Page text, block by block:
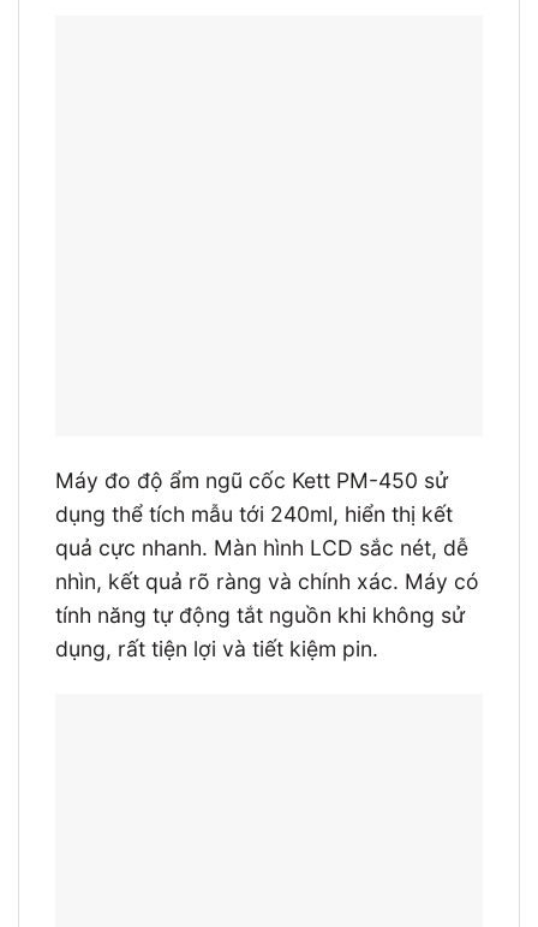
Máy đo độ ẩm ngũ cốc Kett PM-450 sử
dụng thể tích mẫu tới 240ml, hiển thị kết
quả cực nhanh. Màn hình LCD sắc nét, dễ
nhìn, kết quả rõ ràng và chính xác. Máy có
tính năng tự động tắt nguồn khi không sử
dụng, rất tiện lợi và tiết kiệm pin.